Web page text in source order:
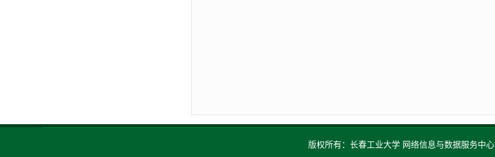
版权所有：长春工业大学 网络信息与数据服务中心